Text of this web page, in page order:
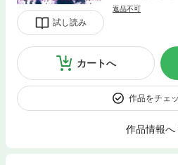
試し読み
返品不可
カートへ
作品をチェ
作品情報へ